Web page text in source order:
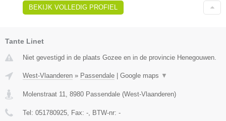
BEKIJK VOLLEDIG PROFIEL
Tante Linet
Niet gevestigd in de plaats Gozee en in de provincie Henegouwen.
West-Vlaanderen » Passendale | Google maps ▼
Molenstraat 11 8980 Passendale (West-Vlaanderen)
Tel: 051780925 , Fax: - , BTW-nr: -